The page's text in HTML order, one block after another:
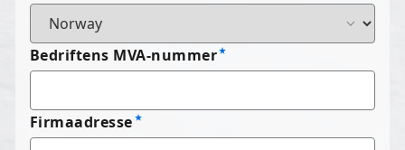
Bedriftens MVA-nummer
Firmaadresse